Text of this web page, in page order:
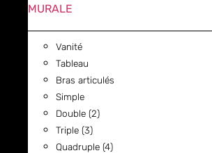
MURALE
Vanité
Tableau
Bras articulés
Simple
Double (2)
Triple (3)
Quadruple (4)